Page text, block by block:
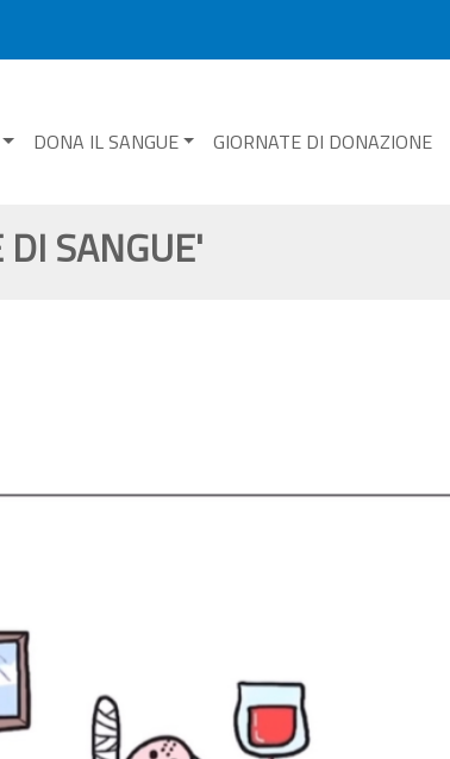
DONA IL SANGUE GIORNATE DI DONAZIONE
SANGUE'